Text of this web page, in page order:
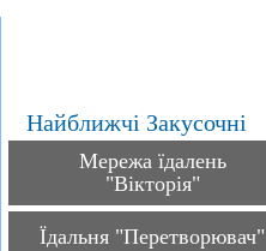
Найближчі Закусочні
Мережа їдалень
"Вікторія"
Їдальня "Перетворювач"